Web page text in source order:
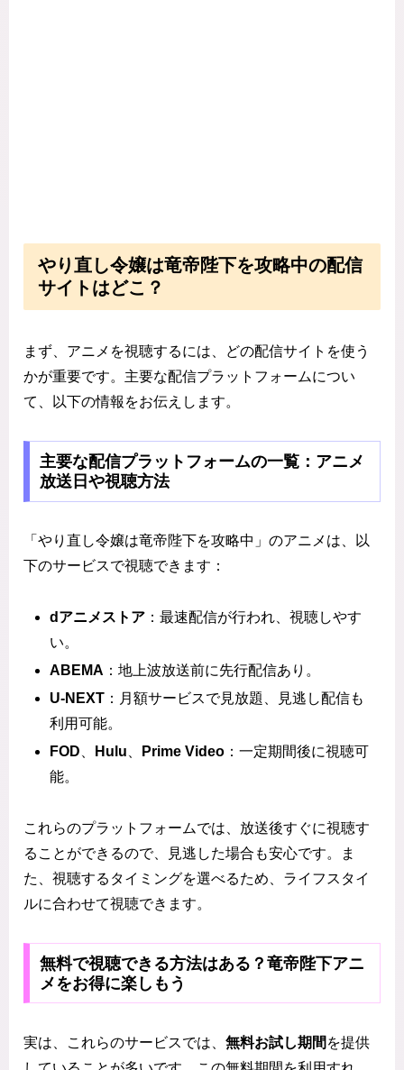
やり直し令嬢は竜帝陛下を攻略中の配信
サイトはどこ？
まず、アニメを視聴するには、どの配信サイトを使う
かが重要です。主要な配信プラットフォームについ
て、以下の情報をお伝えします。
主要な配信プラットフォームの一覧：アニメ
放送日や視聴方法
「やり直し令嬢は竜帝陛下を攻略中」のアニメは、以
下のサービスで視聴できます：
dアニメストア ：最速配信が行われ、視聴しやす
い。
ABEMA ：地上波放送前に先行配信あり。
U-NEXT ：月額サービスで見放題、見逃し配信も
利用可能。
FOD
Hulu Prime Video ：一定期間後に視聴可
能。
これらのプラットフォームでは、放送後すぐに視聴す
ることができるので、見逃した場合も安心です。ま
た、視聴するタイミングを選べるため、ライフスタイ
ルに合わせて視聴できます。
無料で視聴できる方法はある？竜帝陛下アニ
メをお得に楽しもう
実は、これらのサービスでは、 無料お試し期間 を提供